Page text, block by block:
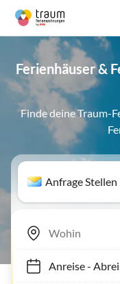
Ferienhäuser &
Finde deine Traum-
Anfrage Stellen
Anreise-